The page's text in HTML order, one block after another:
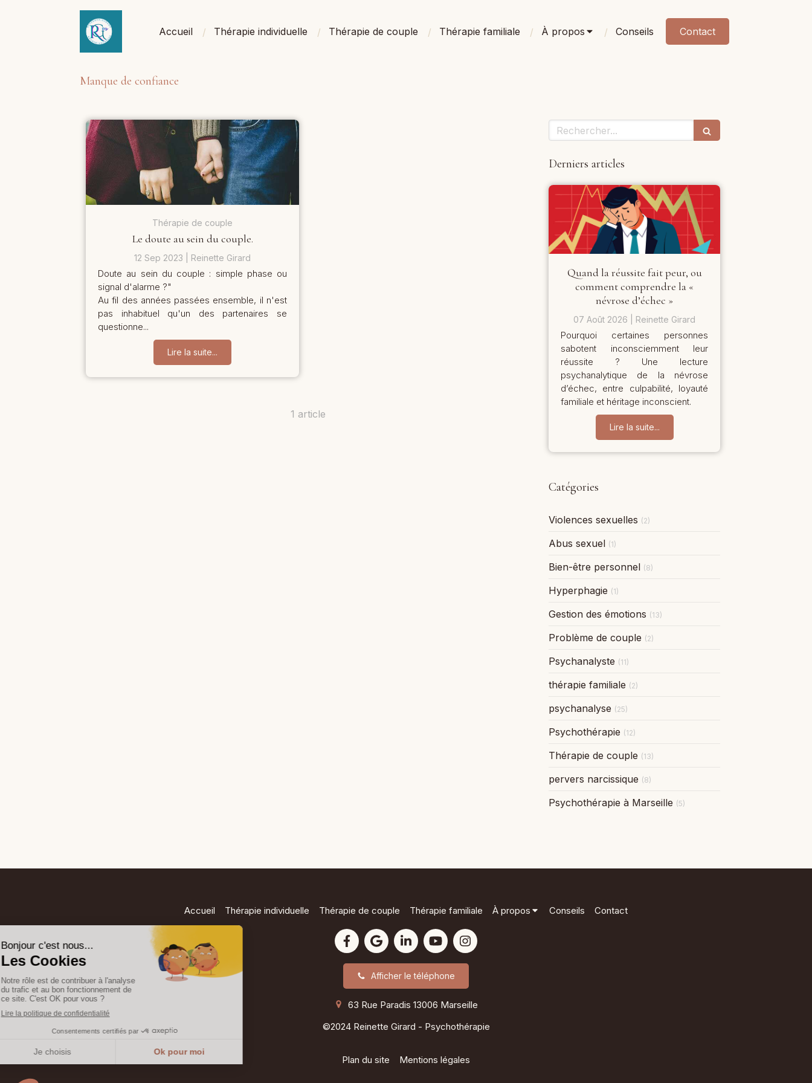
Accueil Thérapie individuelle Thérapie de couple Thérapie familiale À propos Conseils Contact
Manque de confiance
Thérapie de couple
Le doute au sein du couple.
12 Sep 2023 Reinette Girard
Doute au sein du couple : simple phase ou
signal d'alarme ?"
Au fil des années passées ensemble, il n'est
pas inhabituel qu'un des partenaires se
questionne...
Lire la suite...
1 article
Rechercher
Derniers articles
Quand la réussite fait peur, ou
comment comprendre la «
névrose d’échec »
07 Août 2026 Reinette Girard
Pourquoi certaines personnes
sabotent inconsciemment leur
réussite ? Une lecture
psychanalytique de la névrose
d’échec, entre culpabilité, loyauté
familiale et héritage inconscient.
Lire la suite...
Catégories
Violences sexuelles (2)
Abus sexuel (1)
Bien-être personnel (8)
Hyperphagie (1)
Gestion des émotions (13)
Problème de couple (2)
Psychanalyste (11)
thérapie familiale (2)
psychanalyse (25)
Psychothérapie (12)
Thérapie de couple (13)
pervers narcissique (8)
Psychothérapie à Marseille (5)
Accueil Thérapie individuelle Thérapie de couple Thérapie familiale À propos Conseils Contact
Afficher le téléphone
63 Rue Paradis 13006 Marseille
©2024 Reinette Girard - Psychothérapie
Plan du site Mentions légales